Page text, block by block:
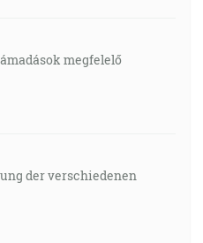
megfelelő
der verschiedenen